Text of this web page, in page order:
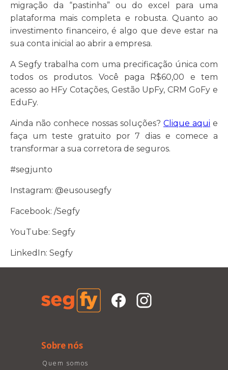
migração da “pastinha” ou do excel para uma
plataforma mais completa e robusta. Quanto ao
investimento financeiro, é algo que deve estar na
sua conta inicial ao abrir a empresa.
A Segfy trabalha com uma precificação única com
todos os produtos. Você paga R$60,00 e tem
acesso ao HFy Cotações, Gestão UpFy, CRM GoFy e
EduFy.
Ainda não conhece nossas soluções? Clique aqui e
faça um teste gratuito por 7 dias e comece a
transformar a sua corretora de seguros.
#segjunto
Instagram: @eusousegfy
Facebook: /Segfy
YouTube: Segfy
LinkedIn: Segfy
Sobre nós
Quem somos